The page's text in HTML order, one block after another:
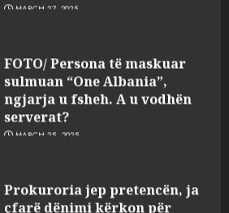
MARCH 27, 2025
FOTO/ Persona të maskuar
sulmuan “One Albania”,
ngjarja u fsheh. A u vodhën
serverat?
MARCH 25, 2025
Prokuroria jep pretencën, ja
çfarë dënimi kërkon për